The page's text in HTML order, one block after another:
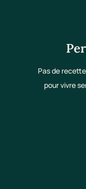
Pas de
pour vivre